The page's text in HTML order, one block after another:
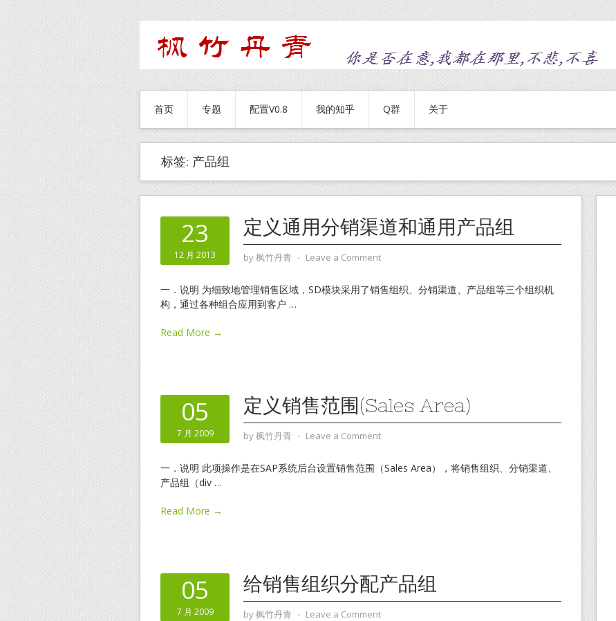
首页 专题 配置V0.8 我的知乎 Q群 关于
标签: 产品组
23
12 月 2013
定义通用分销渠道和通用产品组
by枫竹丹青 ⋅ Leave a Comment
一．说明 为细致地管理销售区域，SD模块采用了销售组织、分销渠道、产品组等三个组织机
构，通过各种组合应用到客户 …
Read More →
05
7 月 2009
定义销售范围(Sales Area)
by枫竹丹青 ⋅ Leave a Comment
一．说明 此项操作是在SAP系统后台设置销售范围（Sales Area），将销售组织、分销渠道、
产品组（div …
Read More →
05
7 月 2009
给销售组织分配产品组
by枫竹丹青 ⋅ Leave a Comment